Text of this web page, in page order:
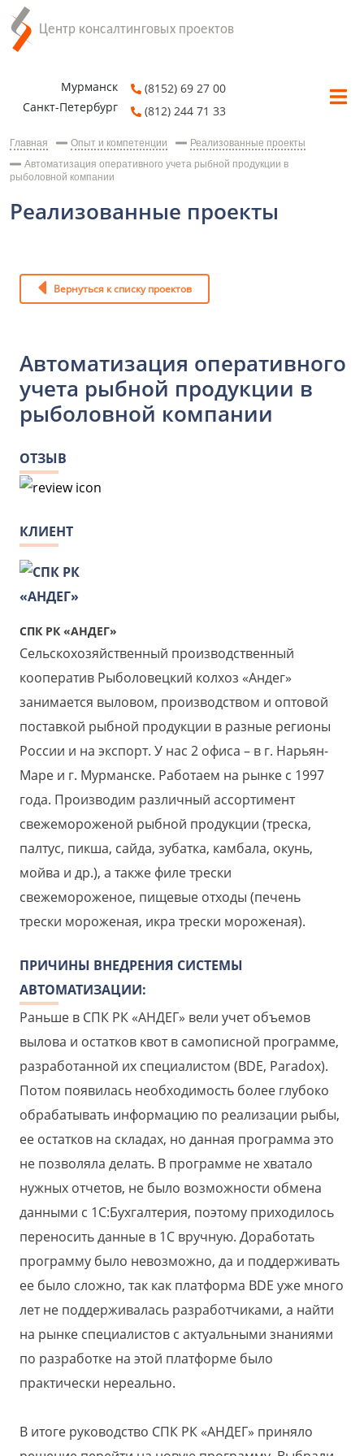
Мурманск
Санкт-Петербург
(8152) 69 27 00
(812) 244 71 33
Главная Опыт и компетенции
Реализованные проекты
Автоматизация оперативного учета рыбной продукции в
рыболовной компании
Реализованные проекты
Вернуться к списку проектов
Автоматизация оперативного
учета рыбной продукции в
рыболовной компании
ОТЗЫВ
КЛИЕНТ
СПК РК «АНДЕГ»
Сельскохозяйственный производственный
кооператив Рыболовецкий колхоз «Андег»
занимается выловом, производством и оптовой
поставкой рыбной продукции в разные регионы
России и на экспорт. У нас 2 офиса – в г. Нарьян-
Маре и г. Мурманске. Работаем на рынке с 1997
года. Производим различный ассортимент
свежемороженой рыбной продукции (треска,
палтус, пикша, сайда, зубатка, камбала, окунь,
мойва и др.), а также филе трески
свежемороженое, пищевые отходы (печень
трески мороженая, икра трески мороженая).
ПРИЧИНЫ ВНЕДРЕНИЯ СИСТЕМЫ
АВТОМАТИЗАЦИИ:
Раньше в СПК РК «АНДЕГ» вели учет объемов
вылова и остатков квот в самописной программе,
разработанной их специалистом (BDE, Paradox).
Потом появилась необходимость более глубоко
обрабатывать информацию по реализации рыбы,
ее остатков на складах, но данная программа это
не позволяла делать. В программе не хватало
нужных отчетов, не было возможности обмена
данными с 1С:Бухгалтерия, поэтому приходилось
переносить данные в 1С вручную. Доработать
программу было невозможно, да и поддерживать
ее было сложно, так как платформа BDE уже много
лет не поддерживалась разработчиками, а найти
на рынке специалистов с актуальными знаниями
по разработке на этой платформе было
практически нереально.
В итоге руководство СПК РК «АНДЕГ» приняло